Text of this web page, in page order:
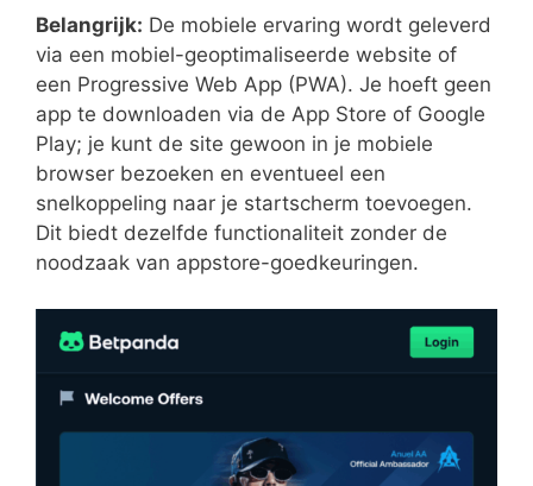
Belangrijk: De mobiele ervaring wordt geleverd
via een mobiel-geoptimaliseerde website of
een Progressive Web App (PWA). Je hoeft geen
app te downloaden via de App Store of Google
Play; je kunt de site gewoon in je mobiele
browser bezoeken en eventueel een
snelkoppeling naar je startscherm toevoegen.
Dit biedt dezelfde functionaliteit zonder de
noodzaak van appstore-goedkeuringen.